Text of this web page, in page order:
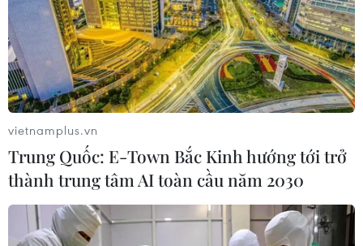
Singapore hôm 18/11.
vietnamplus.vn
Trung Quốc: E-Town Bắc Kinh hướng tới trở
thành trung tâm AI toàn cầu năm 2030